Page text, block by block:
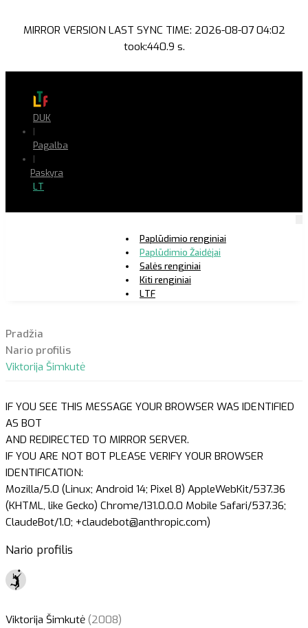
MIRROR VERSION LAST SYNC TIME: 2026-08-07 04:02
took:440.9 s.
DUK
|
Pagalba
|
Paskyra
LT
Paplūdimio renginiai
Paplūdimio Žaidėjai
Salės renginiai
Kiti renginiai
LTF
Pradžia
Nario profilis
Viktorija Šimkutė
IF YOU SEE THIS MESSAGE YOUR BROWSER WAS IDENTIFIED
AS BOT
AND REDIRECTED TO MIRROR SERVER.
IF YOU ARE NOT BOT PLEASE VERIFY YOUR BROWSER
IDENTIFICATION:
Mozilla/5.0 (Linux; Android 14; Pixel 8) AppleWebKit/537.36
(KHTML, like Gecko) Chrome/131.0.0.0 Mobile Safari/537.36;
ClaudeBot/1.0; +claudebot@anthropic.com)
Nario profilis
Viktorija Šimkutė (2008)